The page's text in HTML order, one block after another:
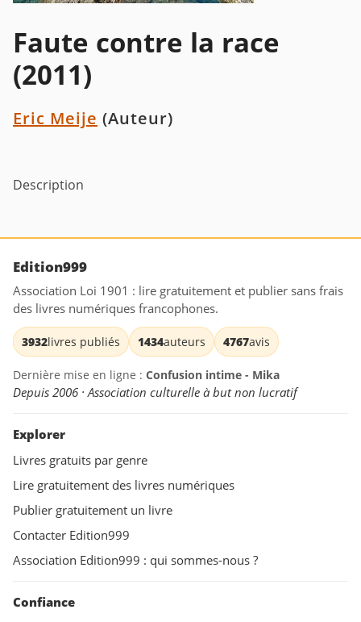
Faute contre la race
(2011)
Eric Meije (Auteur)
Description
Edition999
Association Loi 1901 : lire gratuitement et publier sans frais
des livres numériques francophones.
3932livres publiés 1434auteurs 4767avis
Dernière mise en ligne : Confusion intime - Mika
Depuis 2006 · Association culturelle à but non lucratif
Explorer
Livres gratuits par genre
Lire gratuitement des livres numériques
Publier gratuitement un livre
Contacter Edition999
Association Edition999 : qui sommes-nous ?
Confiance